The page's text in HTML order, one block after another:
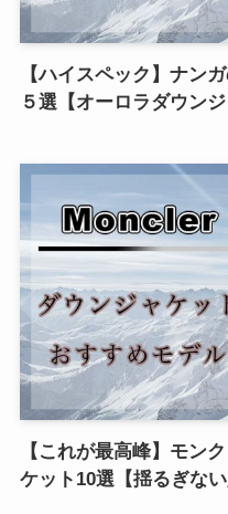
【ハイスペック】ナン
５選【オーロラダウンジ
【これが最高峰】モン
ケット10選【揺るぎない